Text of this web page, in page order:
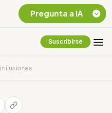
Suscribirse
ilusiones
Pregunta a IA